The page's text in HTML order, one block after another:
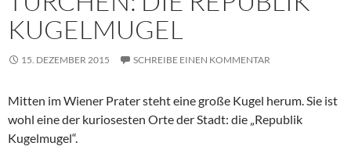
KUGELMUGEL
15. DEZEMBER 2015 SCHREIBE EINEN KOMMENTAR
Mitten im Wiener Prater steht eine große Kugel herum. Sie ist
wohl eine der kuriosesten Orte der Stadt: die „Republik
Kugelmugel“.